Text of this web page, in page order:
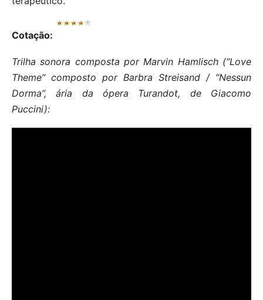
Cotação:
Trilha sonora composta por Marvin Hamlisch (“Love
Theme” composto por Barbra Streisand / “Nessun
Dorma”, ária da ópera Turandot, de Giacomo
Puccini):